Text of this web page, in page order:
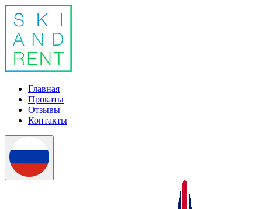
Главная
Прокаты
Отзывы
Контакты